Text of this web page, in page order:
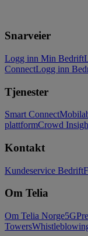
Snarveier
Logg inn Min Bedrift
ConnectLogg inn
Tjenester
Smart Connect
plattformCrowd
Kontakt
Kundeservice Bedrift
Om Telia
Om Telia Norge5G
Towers